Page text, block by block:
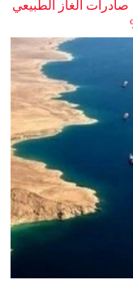
الغاز الطبيعي